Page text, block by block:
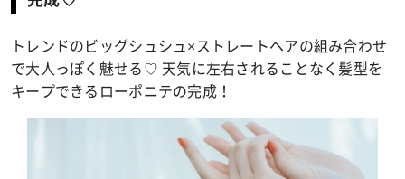
トレンドのビッグシュシュ×ストレートヘアの組み合わせ
で大人っぽく魅せる♡ 天気に左右されることなく髪型を
キープできるローポニテの完成！